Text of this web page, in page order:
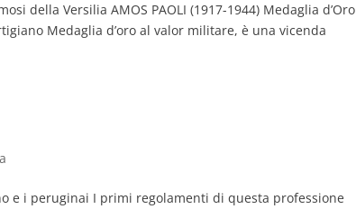
della Versilia AMOS PAOLI (1917-1944) Medaglia d’Oro
Medaglia d’oro al valor militare, è una vicenda
e i peruginai I primi regolamenti di questa professione